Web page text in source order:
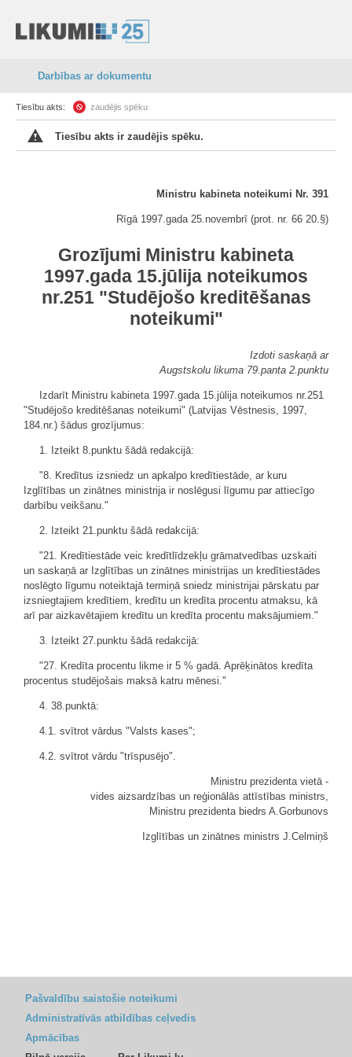
Darbības ar dokumentu
Tiesību akts: zaudējis spēku
Tiesību akts ir zaudējis spēku.
Ministru kabineta noteikumi Nr. 391
Rīgā 1997.gada 25.novembrī (prot. nr. 66 20.§)
Grozījumi Ministru kabineta
1997.gada 15.jūlija noteikumos
nr.251 "Studējošo kreditēšanas
noteikumi"
Izdoti saskaņā ar
Augstskolu likuma 79.panta 2.punktu
Izdarīt Ministru kabineta 1997.gada 15.jūlija noteikumos nr.251
"Studējošo kreditēšanas noteikumi" (Latvijas Vēstnesis, 1997,
184.nr.) šādus grozījumus:
1. Izteikt 8.punktu šādā redakcijā:
"8. Kredītus izsniedz un apkalpo kredītiestāde, ar kuru
Izglītības un zinātnes ministrija ir noslēgusi līgumu par attiecīgo
darbību veikšanu."
2. Izteikt 21.punktu šādā redakcijā:
"21. Kredītiestāde veic kredītlīdzekļu grāmatvedības uzskaiti
un saskaņā ar Izglītības un zinātnes ministrijas un kredītiestādes
noslēgto līgumu noteiktajā termiņā sniedz ministrijai pārskatu par
izsniegtajiem kredītiem, kredītu un kredīta procentu atmaksu, kā
arī par aizkavētajiem kredītu un kredīta procentu maksājumiem."
3. Izteikt 27.punktu šādā redakcijā:
"27. Kredīta procentu likme ir 5 % gadā. Aprēķinātos kredīta
procentus studējošais maksā katru mēnesi."
4. 38.punktā:
4.1. svītrot vārdus "Valsts kases";
4.2. svītrot vārdu "trīspusējo".
Ministru prezidenta vietā -
vides aizsardzības un reģionālās attīstības ministrs,
Ministru prezidenta biedrs A.Gorbunovs
Izglītības un zinātnes ministrs J.Celmiņš
Pašvaldību saistošie noteikumi
Administratīvās atbildības ceļvedis
Apmācības